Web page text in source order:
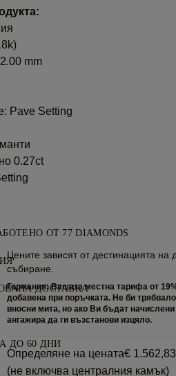
Цените зависят от дестинацията на
събиране.
Германия: Вашата местна тарифа от
добавена при поръчката. Не би
вносни мита, но ако Ви бъдат
ангажира да ги възстанови изцяло.
Определяне на цената€ 1.562,83
(не включва централния камък)
mm
Pave Setting
0.27ct
ОТ 77 DIAMONDS
усъвършенствано от
включва доживотна
дефекти. Необходимите
ВижтеУсловията
ДОСТАВКА
са безплатни, без значение къде
вашия артикул без риск и
специалната услуга за доставка
до входната ви врата.
можете да върнете или
на 30 дни. ВижтеУсловията.
ДО 60 ДНИ
77 Diamonds предлага безплатна